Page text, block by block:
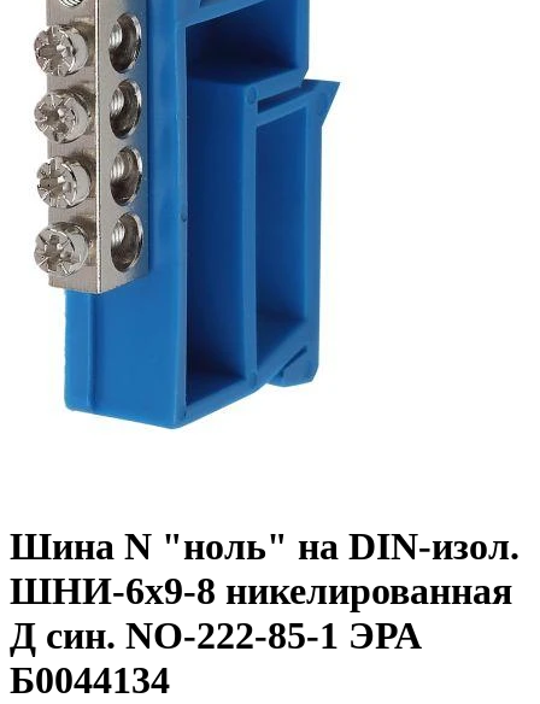
Шина N "ноль" на DIN-изол.
ШНИ-6х9-8 никелированная
Д син. NO-222-85-1 ЭРА
Б0044134